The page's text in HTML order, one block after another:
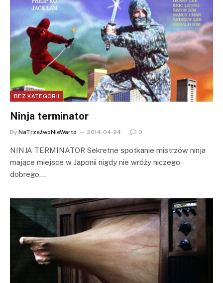
BEZ KATEGORII
Ninja terminator
By NaTrzeźwoNieWarto 2014-04-24 0
NINJA TERMINATOR Sekretne spotkanie mistrzów ninja
mające miejsce w Japonii nigdy nie wróży niczego
dobrego,…